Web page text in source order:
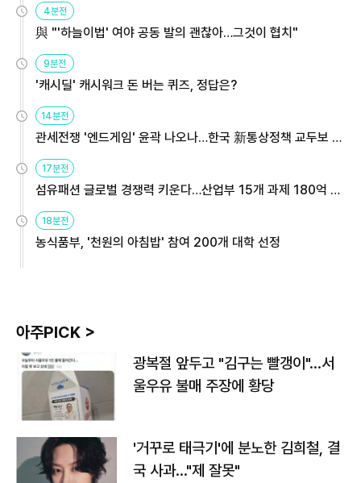
4분전
與 "'하늘이법' 여야 공동 발의 괜찮아…그것이 협치"
9분전
'캐시딜' 캐시워크 돈 버는 퀴즈, 정답은?
14분전
관세전쟁 '엔드게임' 윤곽 나오나…한국 新통상정책 교두보 활
17분전
섬유패션 글로벌 경쟁력 키운다…산업부 15개 과제 180억 지
18분전
농식품부, '천원의 아침밥' 참여 200개 대학 선정
아주PICK >
광복절 앞두고 "김구는 빨갱이"…서
울우유 불매 주장에 황당
'거꾸로 태극기'에 분노한 김희철, 결
국 사과…"제 잘못"